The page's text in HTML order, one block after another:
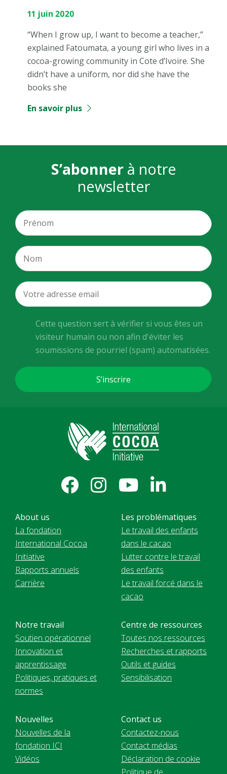
11 juin 2020
“When I grow up, I want to become a teacher,”
explained Fatoumata, a young girl who lives in a
cocoa-growing community in Cote d’Ivoire. She
didn’t have a uniform, nor did she have the
books she
En savoir plus
S’abonner à notre
newsletter
Cette question sert à vérifier si vous êtes un
visiteur humain ou non afin d'éviter les
soumissions de pourriel (spam) automatisées.
About us
La fondation
International Cocoa
Initiative
Rapports annuels
Carrière
Les problématiques
Le travail des enfants
dans le cacao
Lutter contre le travail
des enfants
Le travail forcé dans le
cacao
Notre travail
Soutien opérationnel
Innovation et
apprentissage
Politiques, pratiques et
normes
Centre de ressources
Toutes nos ressources
Recherches et rapports
Outils et guides
Sensibilisation
Nouvelles
Nouvelles de la
fondation ICI
Vidéos
Contact us
Contactez-nous
Contact médias
Déclaration de cookie